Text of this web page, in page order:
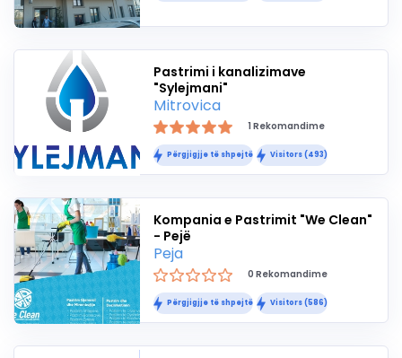
Pastrimi i kanalizimave
"Sylejmani"
Mitrovica
1 Rekomandime
Përgjigjje të shpejtë Visitors (493)
Kompania e Pastrimit "We Clean"
- Pejë
Peja
0 Rekomandime
Përgjigjje të shpejtë Visitors (586)